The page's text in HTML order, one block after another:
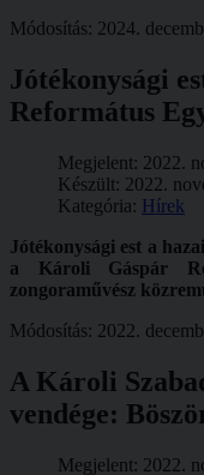
Módosítás: 2024.
Jótékonysági
Református
Megjelent: 2022.
Készült: 2022.
Kategória: Hírek
Jótékonysági est a
a Károli Gáspár
zongoraművész
Módosítás: 2022.
A Károli
vendége:
Megjelent: 2022.